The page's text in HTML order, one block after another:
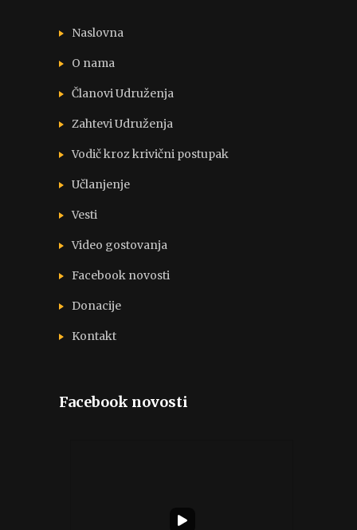
Naslovna
O nama
Članovi Udruženja
Zahtevi Udruženja
Vodič kroz krivični postupak
Učlanjenje
Vesti
Video gostovanja
Facebook novosti
Donacije
Kontakt
Facebook novosti